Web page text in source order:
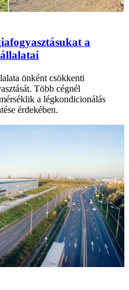
a
önként csökkenti
Több cégnél
a légkondicionálás
érdekében.